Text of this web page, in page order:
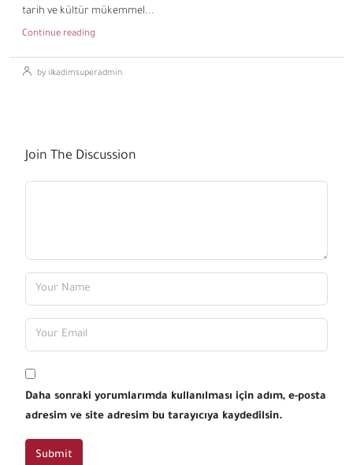
tarih ve kültür mükemmel...
Continue reading
by ilkadimsuperadmin
Join The Discussion
Daha sonraki yorumlarımda kullanılması için adım, e-posta
adresim ve site adresim bu tarayıcıya kaydedilsin.
Submit